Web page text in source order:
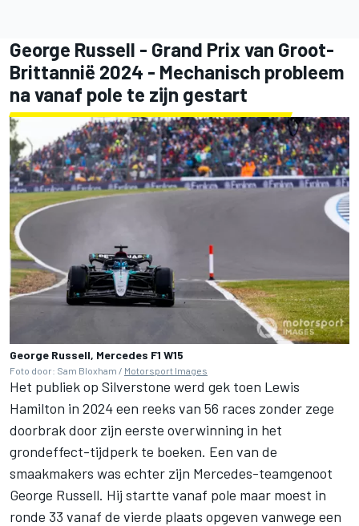
George Russell - Grand Prix van Groot-
Brittannië 2024 - Mechanisch probleem
na vanaf pole te zijn gestart
George Russell, Mercedes F1 W15
Foto door: Sam Bloxham / Motorsport Images
Het publiek op Silverstone werd gek toen Lewis
Hamilton in 2024 een reeks van 56 races zonder zege
doorbrak door zijn eerste overwinning in het
grondeffect-tijdperk te boeken. Een van de
smaakmakers was echter zijn Mercedes-teamgenoot
George Russell. Hij startte vanaf pole maar moest in
ronde 33 vanaf de vierde plaats opgeven vanwege een